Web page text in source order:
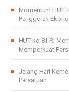
Momentum HUT
Penggerak
HUT ke-81 RI
Memperkuat
Jelang Hari
Persatuan